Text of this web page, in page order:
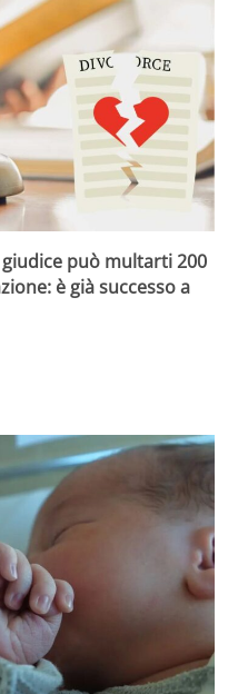
può multarti 200
è già successo a